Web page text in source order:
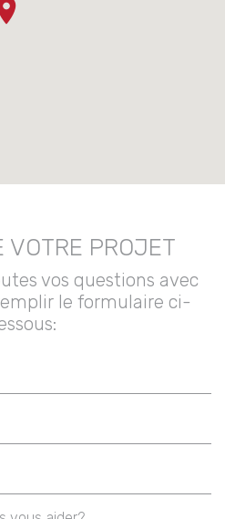
VOTRE PROJET
vos questions avec
le formulaire ci-